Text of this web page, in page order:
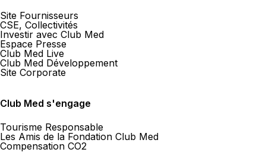
Site Fournisseurs
CSE, Collectivités
Investir avec Club Med
Espace Presse
Club Med Live
Club Med Développement
Site Corporate
Club Med s'engage
Tourisme Responsable
Les Amis de la Fondation Club Med
Compensation CO2